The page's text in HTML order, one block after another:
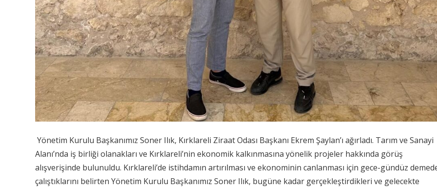
Yönetim Kurulu Başkanımız Soner Ilık, Kırklareli Ziraat Odası Başkanı Ekrem Şaylan’ı ağırladı. Tarım ve Sanayi
Alanı’nda iş birliği olanakları ve Kırklareli’nin ekonomik kalkınmasına yönelik projeler hakkında görüş
alışverişinde bulunuldu. Kırklareli’de istihdamın artırılması ve ekonominin canlanması için gece-gündüz
çalıştıklarını belirten Yönetim Kurulu Başkanımız Soner Ilık, bugüne kadar gerçekleştirdikleri ve gelecekte